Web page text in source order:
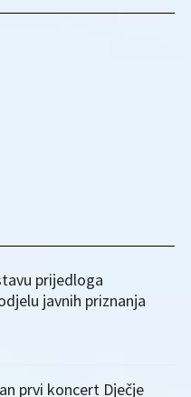
prijedloga
javnih priznanja
prvi koncert Dječje